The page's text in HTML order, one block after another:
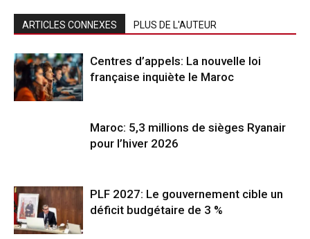
ARTICLES CONNEXES PLUS DE L'AUTEUR
Centres d’appels: La nouvelle loi
française inquiète le Maroc
Maroc: 5,3 millions de sièges Ryanair
pour l’hiver 2026
PLF 2027: Le gouvernement cible un
déficit budgétaire de 3 %